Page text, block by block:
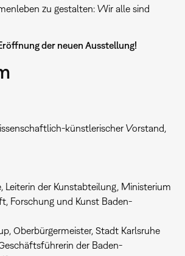
zu gestalten: Wir alle sind
der neuen Ausstellung!
künstlerischer Vorstand,
Leiterin der Kunstabteilung, Ministerium
Forschung und Kunst Baden-
Oberbürgermeister, Stadt Karlsruhe
der Baden-